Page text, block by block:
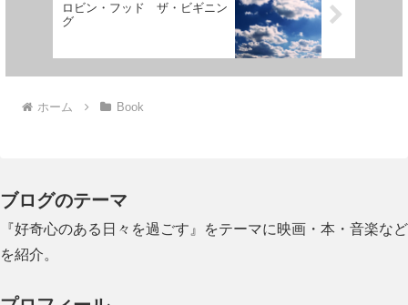
ロビン・フッド ザ・ビギニン
グ
ホーム Book
ブログのテーマ
『好奇心のある日々を過ごす』をテーマに映画・本・音楽など
を紹介。